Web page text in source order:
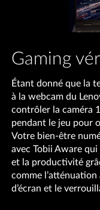
Gaming
Étant donné que la
à la webcam du
contrôler la caméra
pendant le jeu pour
Votre bien-être
avec Tobii Aware
et la productivité
comme
d’écran et le